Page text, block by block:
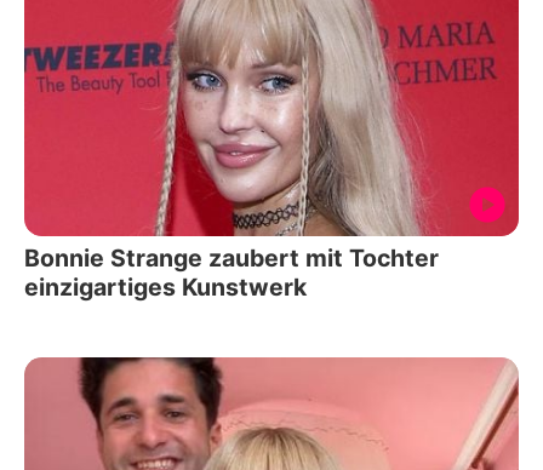
Bonnie Strange zaubert mit Tochter
einzigartiges Kunstwerk